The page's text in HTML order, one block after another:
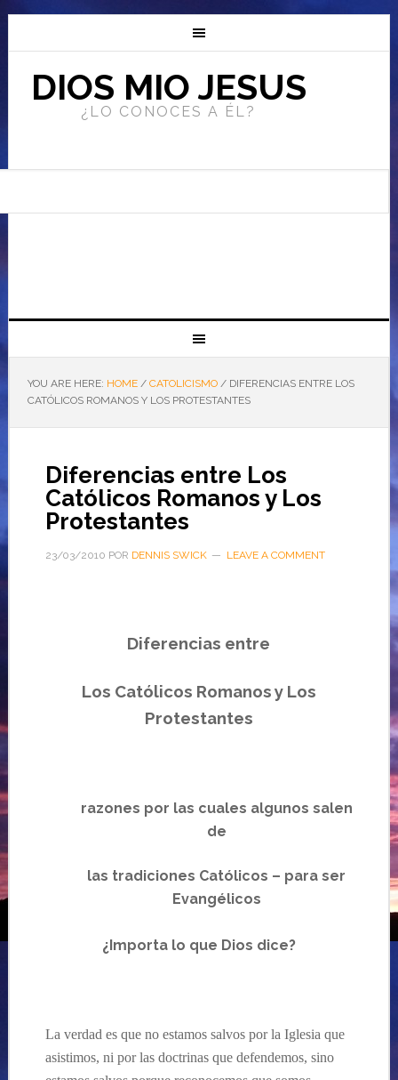
DIOS MIO JESUS
¿LO CONOCES A ÉL?
YOU ARE HERE: HOME / CATOLICISMO /DIFERENCIAS ENTRE LOS
CATÓLICOS ROMANOS Y LOS PROTESTANTES
Diferencias entre Los
Católicos Romanos y Los
Protestantes
23/03/2010 POR DENNIS SWICK LEAVE A COMMENT
Diferencias entre
Los Católicos Romanos y Los
Protestantes
razones por las cuales algunos salen
de
las tradiciones Católicos – para ser
Evangélicos
¿Importa lo que Dios dice?
La verdad es que no estamos salvos por la Iglesia que
asistimos, ni por lasdoctrinasque defendemos, sino